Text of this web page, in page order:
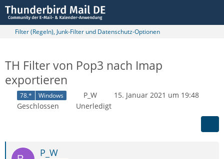
Filter (Regeln), Junk-Filter und Datenschutz-Optionen
TH Filter von Pop3 nach Imap
exportieren
78.* Windows P_W
15. Januar 2021 um 19:48
Geschlossen
Unerledigt
P_W